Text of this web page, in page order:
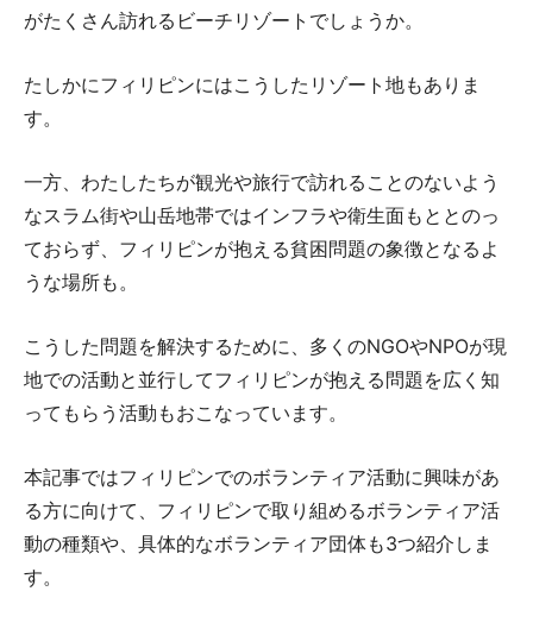
がたくさん訪れるビーチリゾートでしょうか。
たしかにフィリピンにはこうしたリゾート地もありま
す。
一方、わたしたちが観光や旅行で訪れることのないよう
なスラム街や山岳地帯ではインフラや衛生面もととのっ
ておらず、フィリピンが抱える貧困問題の象徴となるよ
うな場所も。
こうした問題を解決するために、多くのNGOやNPOが現
地での活動と並行してフィリピンが抱える問題を広く知
ってもらう活動もおこなっています。
本記事ではフィリピンでのボランティア活動に興味があ
る方に向けて、フィリピンで取り組めるボランティア活
動の種類や、具体的なボランティア団体も3つ紹介しま
す。